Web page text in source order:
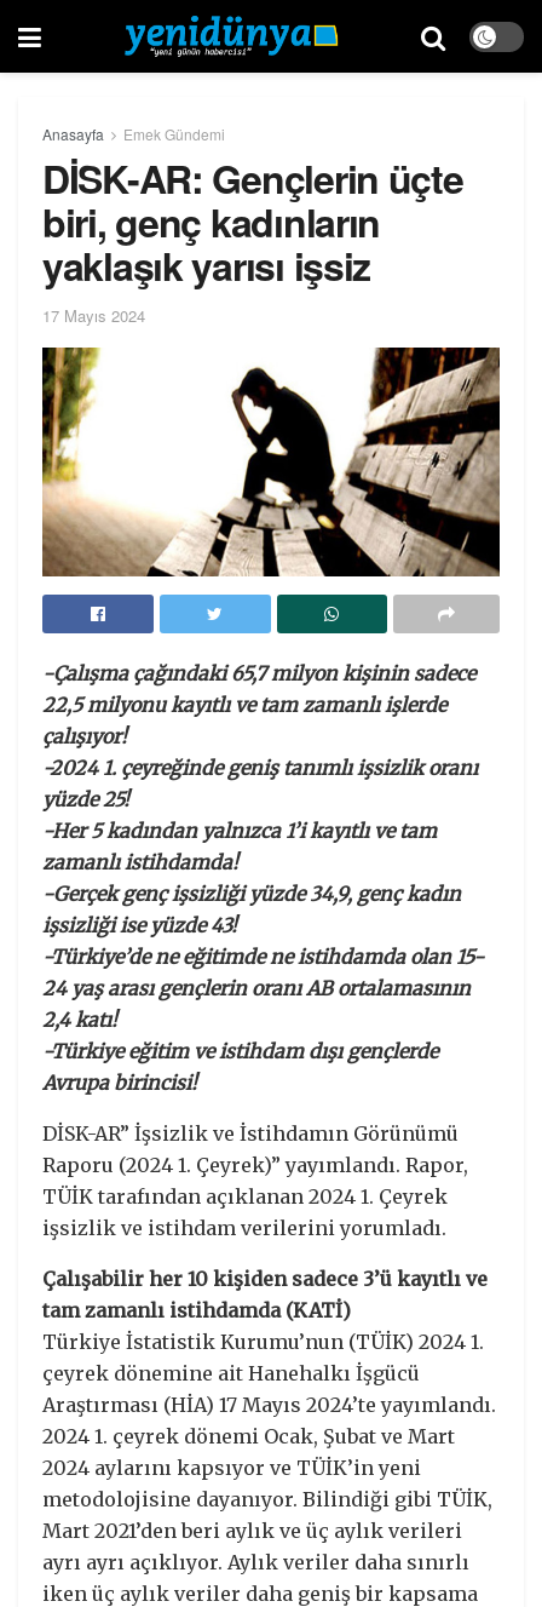
Anasayfa Emek Gündemi
DİSK-AR: Gençlerin üçte
biri, genç kadınların
yaklaşık yarısı işsiz
17 Mayıs 2024
-Çalışma çağındaki 65,7 milyon kişinin sadece
22,5 milyonu kayıtlı ve tam zamanlı işlerde
çalışıyor!
-2024 1. çeyreğinde geniş tanımlı işsizlik oranı
yüzde 25!
-Her 5 kadından yalnızca 1’i kayıtlı ve tam
zamanlı istihdamda!
-Gerçek genç işsizliği yüzde 34,9, genç kadın
işsizliği ise yüzde 43!
-Türkiye’de ne eğitimde ne istihdamda olan 15-
24 yaş arası gençlerin oranı AB ortalamasının
2,4 katı!
-Türkiye eğitim ve istihdam dışı gençlerde
Avrupa birincisi!
DİSK-AR” İşsizlik ve İstihdamın Görünümü
Raporu (2024 1. Çeyrek)” yayımlandı. Rapor,
TÜİK tarafından açıklanan 2024 1. Çeyrek
işsizlik ve istihdam verilerini yorumladı.
Çalışabilir her 10 kişiden sadece 3’ü kayıtlı ve
tam zamanlı istihdamda (KATİ)
Türkiye İstatistik Kurumu’nun (TÜİK) 2024 1.
çeyrek dönemine ait Hanehalkı İşgücü
Araştırması (HİA) 17 Mayıs 2024’te yayımlandı.
2024 1. çeyrek dönemi Ocak, Şubat ve Mart
2024 aylarını kapsıyor ve TÜİK’in yeni
metodolojisine dayanıyor. Bilindiği gibi TÜİK,
Mart 2021’den beri aylık ve üç aylık verileri
ayrı ayrı açıklıyor. Aylık veriler daha sınırlı
iken üç aylık veriler daha geniş bir kapsama